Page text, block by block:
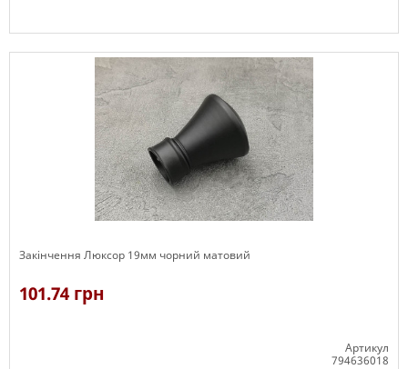
Закінчення Люксор 19мм чорний матовий
101.74 грн
Артикул
794636018